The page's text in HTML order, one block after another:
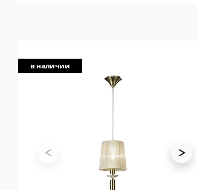
в наличии